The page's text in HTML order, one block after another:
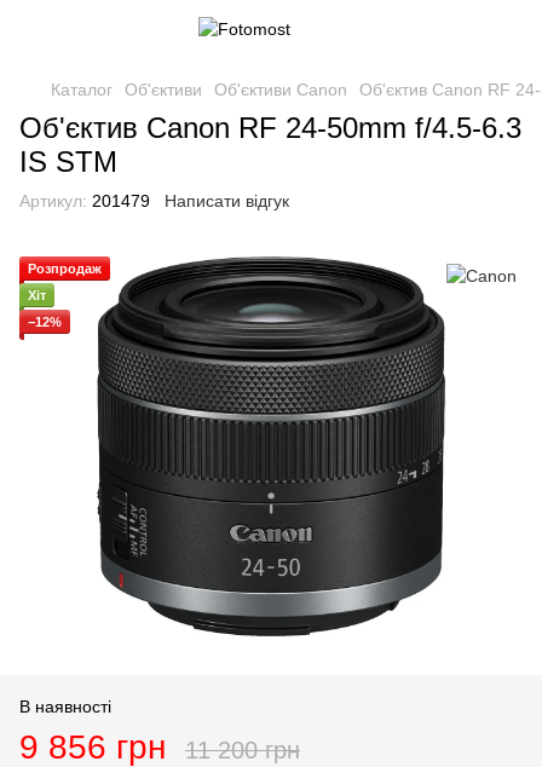
Каталог Об'єктиви Об'єктиви Canon Об'єктив Canon RF
Об'єктив Canon RF 24-50mm f/4.5-6.3
IS STM
Артикул: 201479 Написати відгук
Розпродаж
Хіт
−12%
В наявності
9 856 грн 11 200 грн